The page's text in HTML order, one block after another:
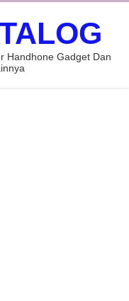
Handhone Gadget Dan